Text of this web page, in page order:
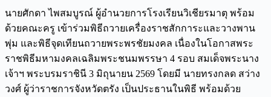
นายศักดา ไพสมบูรณ์ ผู้อำนวยการโรงเรียนวิเชียรมาตุ พร้อม
ด้วยคณะครู เข้าร่วมพิธีถวายเครื่องราชสักการะและวางพาน
พุ่ม และพิธีจุดเทียนถวายพระพรชัยมงคล เนื่องในโอกาสพระ
ราชพิธีมหามงคลเฉลิมพระชนมพรรษา 4 รอบ สมเด็จพระนาง
เจ้าฯ พระบรมราชินี 3 มิถุนายน 2569 โดยมี นายทรงกลด สว่าง
วงศ์ ผู้ว่าราชการจังหวัดตรัง เป็นประธานในพิธี พร้อมด้วย